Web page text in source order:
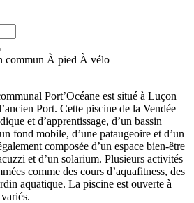
commun À pied À vélo
Port’Océane est situé à Luçon
Port. Cette piscine de la Vendée
et d’apprentissage, d’un bassin
fond mobile, d’une pataugeoire et d’un
composée d’un espace bien-être
et d’un solarium. Plusieurs activités
comme des cours d’aquafitness, des
aquatique. La piscine est ouverte à